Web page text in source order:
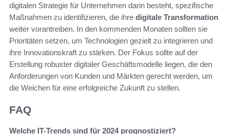
digitalen Strategie für Unternehmen darin besteht, spezifische
Maßnahmen zu identifizieren, die ihre digitale Transformation
weiter vorantreiben. In den kommenden Monaten sollten sie
Prioritäten setzen, um Technologien gezielt zu integrieren und
ihre Innovationskraft zu stärken. Der Fokus sollte auf der
Erstellung robuster digitaler Geschäftsmodelle liegen, die den
Anforderungen von Kunden und Märkten gerecht werden, um
die Weichen für eine erfolgreiche Zukunft zu stellen.
FAQ
Welche IT-Trends sind für 2024 prognostiziert?